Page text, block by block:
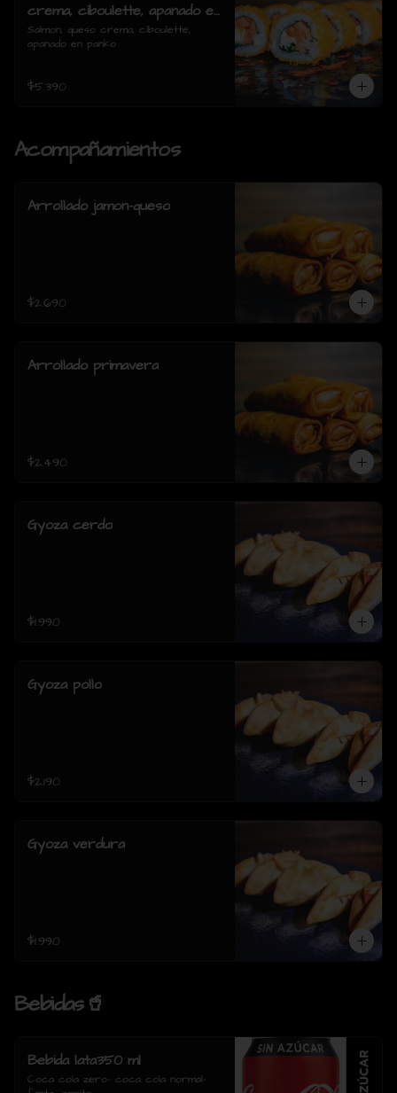
crema, ciboulette, apanado en
panko
Salmon, queso crema, ciboulette,
apanado en panko
$5.390
Acompañamientos
Arrollado jamon-queso
$2.690
Arrollado primavera
$2.490
Gyoza cerdo
$1.990
Gyoza pollo
$2.190
Gyoza verdura
$1.990
Bebidas🥤
Bebida lata350 ml
Coca cola zero- coca cola normal-